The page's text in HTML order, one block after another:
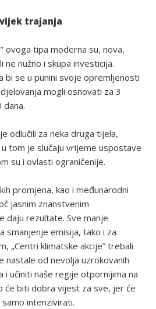
trajanja
ovoga tipa moderna su, nova,
ne nužno i skupa investicija.
bi se u punini svoje opremljenosti
mogli osnovati za 3
odlučili za neka druga tijela,
tom je slučaju vrijeme uspostave
su i ovlasti ograničenije.
promjena, kao i međunarodni
jasnim znanstvenim
daju rezultate. Sve manje
smanjenje emisija, tako i za
„Centri klimatske akcije” trebali
nastale od nevolja uzrokovanih
i učiniti naše regije otpornijima na
će biti dobra vijest za sve, jer će
intenzivirati.